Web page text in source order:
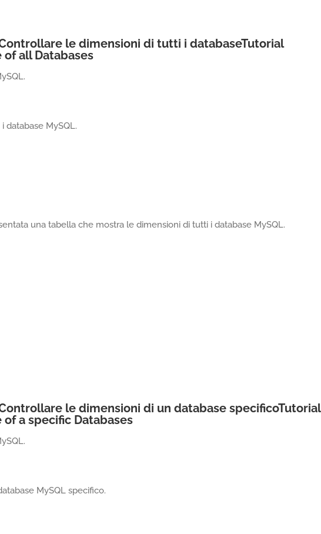
le dimensioni di tutti i databaseTutorial
of all Databases
database MySQL.
una tabella che mostra le dimensioni di tutti i database MySQL.
le dimensioni di un database specificoTutorial
of a specific Databases
MySQL specifico.